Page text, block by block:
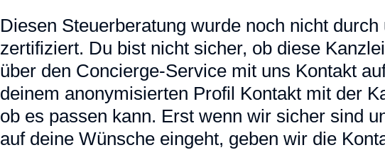
Diesen Steuerberatung wurde noch nicht
zertifiziert. Du bist nicht sicher, ob diese
über den Concierge-Service mit uns Kontakt
deinem anonymisierten Profil Kontakt mit der
ob es passen kann. Erst wenn wir sicher sind
auf deine Wünsche eingeht, geben wir die